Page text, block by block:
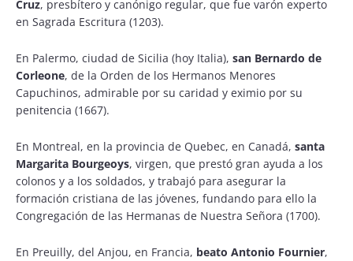
Cruz, presbítero y canónigo regular, que fue varón experto
en Sagrada Escritura (1203).
En Palermo, ciudad de Sicilia (hoy Italia), san Bernardo de
Corleone, de la Orden de los Hermanos Menores
Capuchinos, admirable por su caridad y eximio por su
penitencia (1667).
En Montreal, en la provincia de Quebec, en Canadá, santa
Margarita Bourgeoys, virgen, que prestó gran ayuda a los
colonos y a los soldados, y trabajó para asegurar la
formación cristiana de las jóvenes, fundando para ello la
Congregación de las Hermanas de Nuestra Señora (1700).
En Preuilly, del Anjou, en Francia, beato Antonio Fournier,